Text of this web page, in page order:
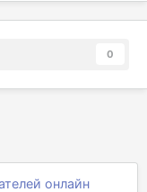
0
онлайн